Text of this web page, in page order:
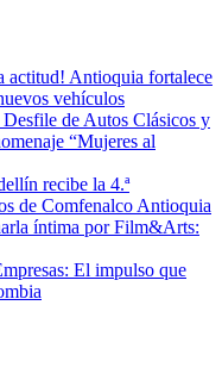
actitud! Antioquia fortalece
vehículos
de Autos Clásicos y
“Mujeres al
recibe la 4.ª
de Comfenalco Antioquia
íntima por Film&Arts:
El impulso que